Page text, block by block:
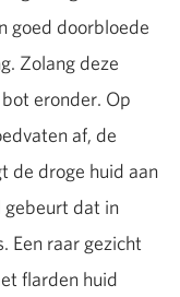
goed doorbloede
Zolang deze
eronder. Op
af, de
de droge huid aan
dat in
Een raar gezicht
flarden huid